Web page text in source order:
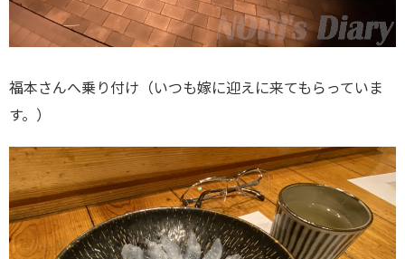
福本さんへ乗り付け（いつも嫁に迎えに来てもらっていま
す。）